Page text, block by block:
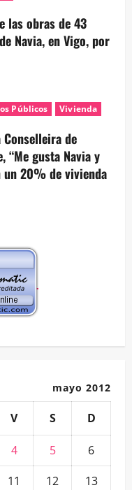
las obras de 43
Navia, en Vigo, por
Públicos Vivienda
de
“Me gusta Navia y
un 20% de vivienda
mayo 2012
V S D
4 5
6
11 12
13